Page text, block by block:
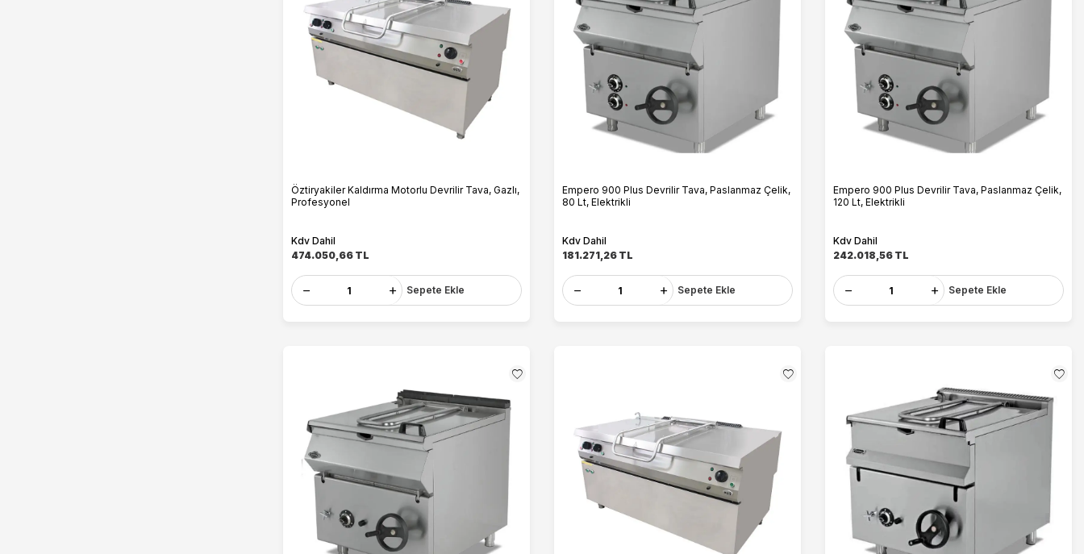
Öztiryakiler Kaldırma Motorlu Devrilir Tava, Gazlı,
Profesyonel
Kdv Dahil
474.050,66 TL
Sepete Ekle
Empero 900 Plus Devrilir Tava, Paslanmaz Çelik,
80 Lt, Elektrikli
Kdv Dahil
181.271,26 TL
Sepete Ekle
Empero 900 Plus Devrilir Tava, Paslanmaz Çelik,
120 Lt, Elektrikli
Kdv Dahil
242.018,56 TL
Sepete Ekle